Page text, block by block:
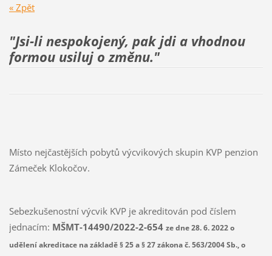
« Zpět
"Jsi-li nespokojený, pak jdi a vhodnou
formou usiluj o změnu."
Místo nejčastějších pobytů výcvikových skupin KVP penzion
Zámeček Klokočov.
Sebezkušenostní výcvik KVP je akreditován pod číslem
jednacím: MŠMT-14490/2022-2-654 ze dne 28. 6. 2022 o
udělení akreditace na základě § 25 a § 27 zákona č. 563/2004 Sb., o